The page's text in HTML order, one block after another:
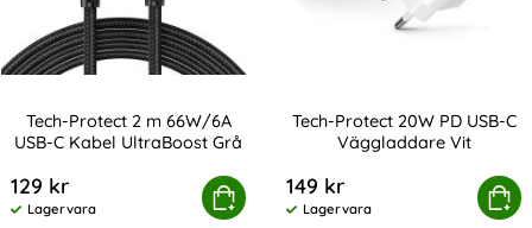
Tech-Protect 2 m 66W/6A
USB-C Kabel UltraBoost Grå
129 kr
Tillgänglighet:
Lagervara
Köp
Protect 2 m 66W/6A USB-C Kabel UltraBoost Grå
Tech-Protect 20W PD USB-C
Väggladdare Vit
149 kr
Tillgänglighet:
Lagervara
Köp
Tech-Protect 20W PD